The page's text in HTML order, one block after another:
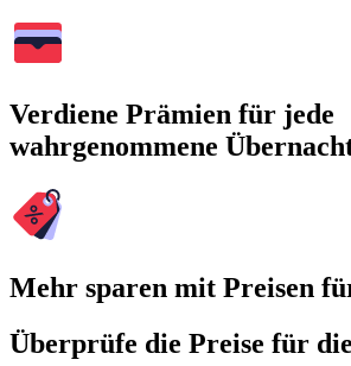
Verdiene Prämien für jede
wahrgenommene
Mehr sparen mit Preisen
Überprüfe die Preise für